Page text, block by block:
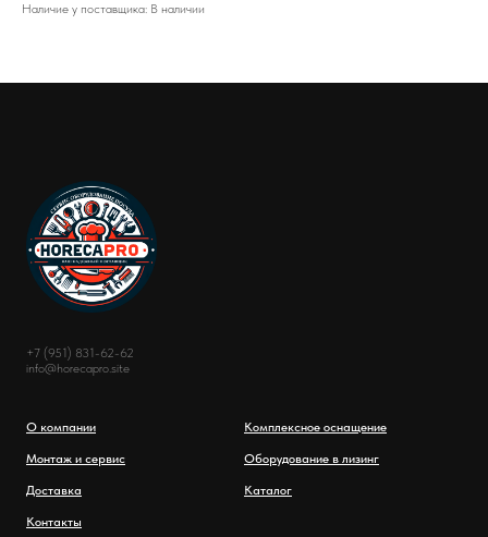
Наличие у поставщика: В наличии
+7 (951) 831-62-62
info@horecapro.site
О компании
Монтаж и сервис
Доставка
Контакты
Комплексное оснащение
Оборудование в лизинг
Каталог